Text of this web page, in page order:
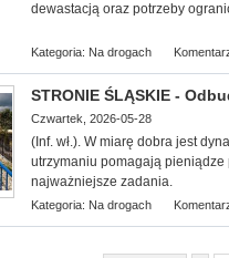
dewastacją oraz potrzeby
Kategoria: Na drogach
STRONIE ŚLĄSKIE -
Czwartek, 2026-05-28
(Inf. wł.). W miarę dobra jest
utrzymaniu pomagają
najważniejsze zadania.
Kategoria: Na drogach